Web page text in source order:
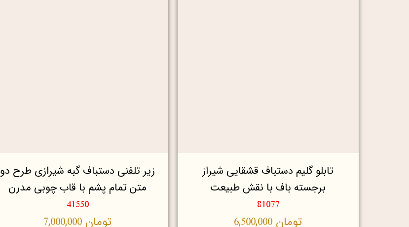
تابلو گلیم دستباف قشقایی شیراز
برجسته باف با نقش طبیعت
81077
تومان
زیر تلفنی دستباف گبه شیرازی طرح دو
متن تمام پشم با قاب چوبی مدرن
41550
تومان